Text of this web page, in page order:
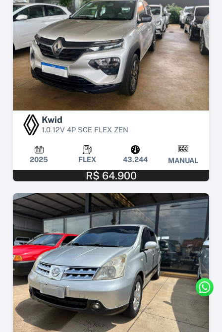
Kwid
1.0 12V 4P SCE FLEX ZEN
2025 FLEX 43.244 MANUAL
R$ 64.900